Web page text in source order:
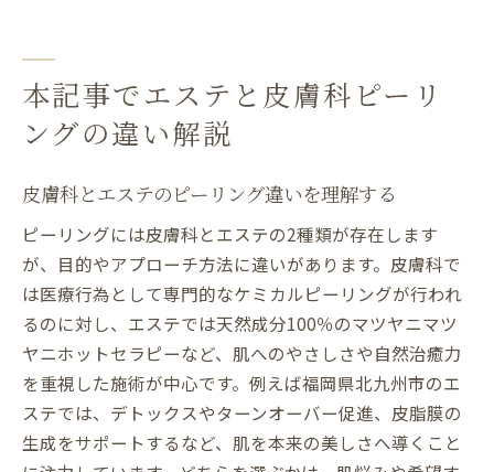
本記事でエステと皮膚科ピーリ
ングの違い解説
皮膚科とエステのピーリング違いを理解する
ピーリングには皮膚科とエステの2種類が存在します
が、目的やアプローチ方法に違いがあります。皮膚科で
は医療行為として専門的なケミカルピーリングが行われ
るのに対し、エステでは天然成分100％のマツヤニマツ
ヤニホットセラピーなど、肌へのやさしさや自然治癒力
を重視した施術が中心です。例えば福岡県北九州市のエ
ステでは、デトックスやターンオーバー促進、皮脂膜の
生成をサポートするなど、肌を本来の美しさへ導くこと